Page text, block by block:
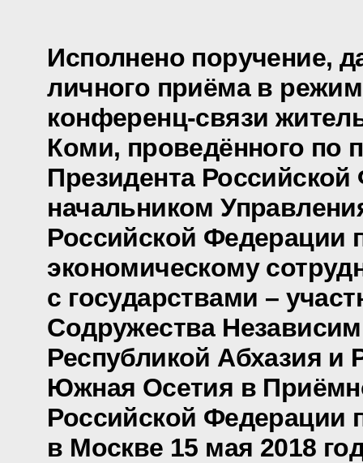
Исполнено поручение,
личного приёма в
конференц-связи
Коми, проведённого по
Президента
начальником
Российской Федерации
экономическому
с государствами –
Содружества
Республикой Абхазия и
Южная Осетия в
Российской Федерации
в Москве 15 мая 2018